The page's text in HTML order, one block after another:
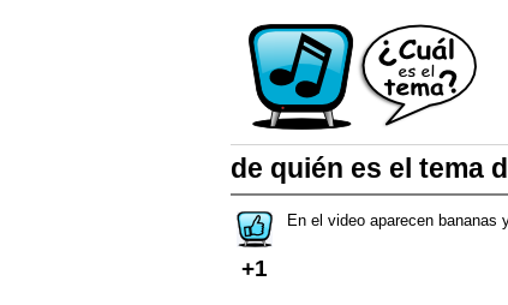
de quién es el tema
+1
En el video aparecen bananas